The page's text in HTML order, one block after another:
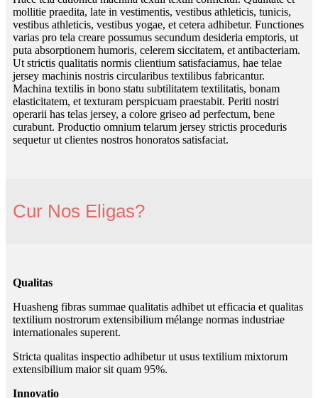
mollitie praedita, late in vestimentis, vestibus athleticis, tunicis,
vestibus athleticis, vestibus yogae, et cetera adhibetur. Functiones
varias pro tela creare possumus secundum desideria emptoris, ut
puta absorptionem humoris, celerem siccitatem, et antibacteriam.
Ut strictis qualitatis normis clientium satisfaciamus, hae telae
jersey machinis nostris circularibus textilibus fabricantur.
Machina textilis in bono statu subtilitatem textilitatis, bonam
elasticitatem, et texturam perspicuam praestabit. Periti nostri
operarii has telas jersey, a colore griseo ad perfectum, bene
curabunt. Productio omnium telarum jersey strictis proceduris
sequetur ut clientes nostros honoratos satisfaciat.
Cur Nos Eligas?
Qualitas
Huasheng fibras summae qualitatis adhibet ut efficacia et qualitas
textilium nostrorum extensibilium mélange normas industriae
internationales superent.
Stricta qualitas inspectio adhibetur ut usus textilium mixtorum
extensibilium maior sit quam 95%.
Innovatio